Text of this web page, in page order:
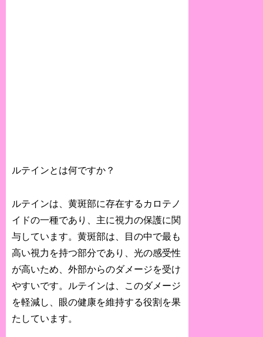
ルテインとは何ですか？
ルテインは、黄斑部に存在するカロテノ
イドの一種であり、主に視力の保護に関
与しています。黄斑部は、目の中で最も
高い視力を持つ部分であり、光の感受性
が高いため、外部からのダメージを受け
やすいです。ルテインは、このダメージ
を軽減し、眼の健康を維持する役割を果
たしています。